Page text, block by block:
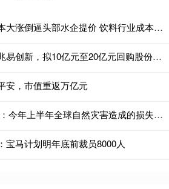
配资天眼线上站 包材成本大涨倒逼头部水企提价 饮料行业成本压力再凸显
杠杆炒股多少钱 定了！兆易创新，拟10亿元至20亿元回购股份用于注销
安，市值重返万亿元
股票配资. 慕尼黑再保险：今年上半年全球自然灾害造成的损失估计近1120亿美元
宝马计划明年底前裁员8000人